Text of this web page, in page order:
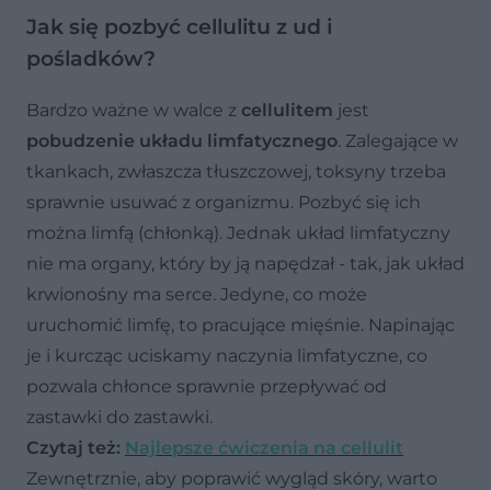
Jak się pozbyć cellulitu z ud i
pośladków?
Bardzo ważne w walce z cellulitem jest
pobudzenie układu limfatycznego. Zalegające w
tkankach, zwłaszcza tłuszczowej, toksyny trzeba
sprawnie usuwać z organizmu. Pozbyć się ich
można limfą (chłonką). Jednak układ limfatyczny
nie ma organy, który by ją napędzał - tak, jak układ
krwionośny ma serce. Jedyne, co może
uruchomić limfę, to pracujące mięśnie. Napinając
je i kurcząc uciskamy naczynia limfatyczne, co
pozwala chłonce sprawnie przepływać od
zastawki do zastawki.
Czytaj też: Najlepsze ćwiczenia na cellulit
Zewnętrznie, aby poprawić wygląd skóry, warto